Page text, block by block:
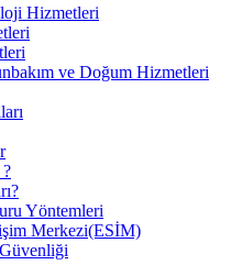
Hizmetleri
ve Doğum Hizmetleri
Yöntemleri
Merkezi(ESİM)